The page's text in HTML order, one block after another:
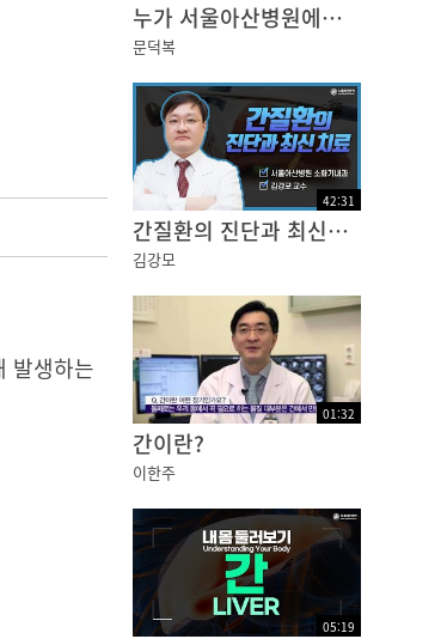
발생하는
누가 서울아산병원에서 간이식을 받아야 하나요? | 건강플러스
문덕복
42:31
간질환의 진단과 최신치료
김강모
01:32
간이란?
이한주
05:19